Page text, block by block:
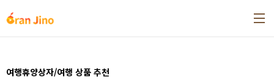
여행휴양상자/여행 상품 추천